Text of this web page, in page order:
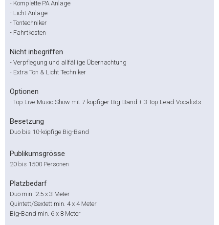
- Komplette PA Anlage
- Licht Anlage
- Tontechniker
- Fahrtkosten
Nicht inbegriffen
- Verpflegung und allfällige Übernachtung
- Extra Ton & Licht Techniker
Optionen
- Top Live Music Show mit 7-köpfiger Big-Band + 3 Top Lead-Vocalists
Besetzung
Duo bis 10-köpfige Big-Band
Publikumsgrösse
20 bis 1500 Personen
Platzbedarf
Duo min. 2.5 x 3 Meter
Quintett/Sextett min. 4 x 4 Meter
Big-Band min. 6 x 8 Meter